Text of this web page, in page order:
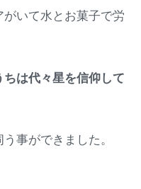
いて水とお菓子で労
ちは代々星を信仰して
事ができました。